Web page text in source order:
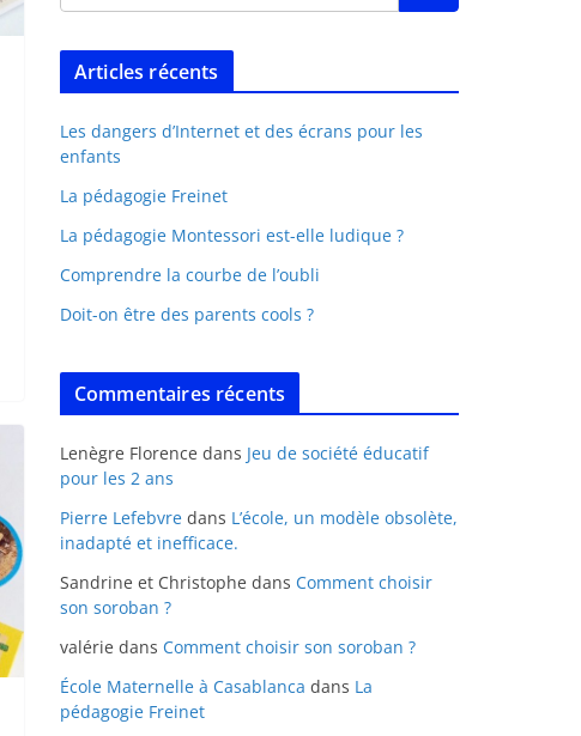
Articles récents
Les dangers d’Internet et des écrans pour les
enfants
La pédagogie Freinet
La pédagogie Montessori est-elle ludique ?
Comprendre la courbe de l’oubli
Doit-on être des parents cools ?
Commentaires récents
Lenègre Florence dans Jeu de société éducatif
pour les 2 ans
Pierre Lefebvre dans L’école, un modèle obsolète,
inadapté et inefficace.
Sandrine et Christophe dans Comment choisir
son soroban ?
valérie dans Comment choisir son soroban ?
École Maternelle à Casablanca dans La
pédagogie Freinet